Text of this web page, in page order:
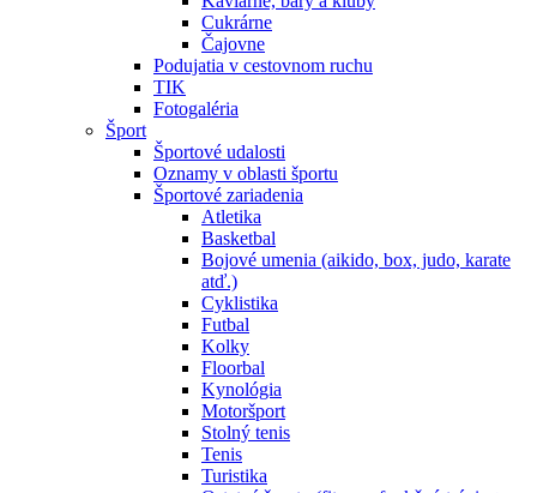
Cukrárne
Čajovne
Podujatia v cestovnom ruchu
TIK
Fotogaléria
Šport
Športové udalosti
Oznamy v oblasti športu
Športové zariadenia
Atletika
Basketbal
Bojové umenia (aikido, box, judo, karate
atď.)
Cyklistika
Futbal
Kolky
Floorbal
Kynológia
Motoršport
Stolný tenis
Tenis
Turistika